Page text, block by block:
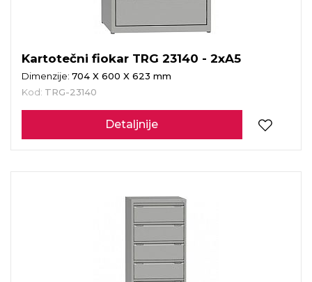
Kartotečni fiokar TRG 23140 - 2xA5
Dimenzije: 704 X 600 X 623 mm
Kod: TRG-23140
Detaljnije